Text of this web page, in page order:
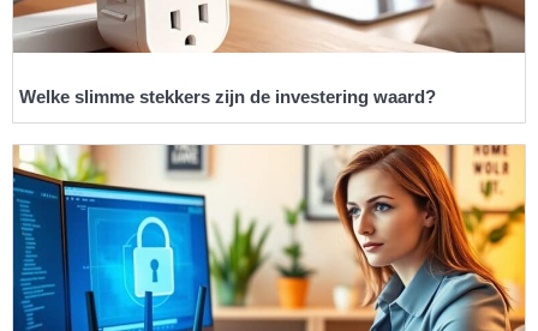
Welke slimme stekkers zijn de investering waard?